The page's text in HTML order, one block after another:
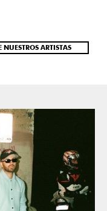
NUESTROS ARTISTAS